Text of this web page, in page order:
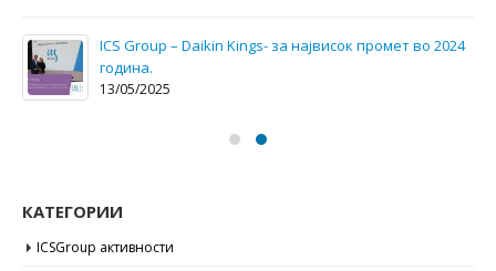
ICS Group – Daikin Kings- за највисок промет во 2024
годинa.
13/05/2025
КАТЕГОРИИ
ICSGroup активности